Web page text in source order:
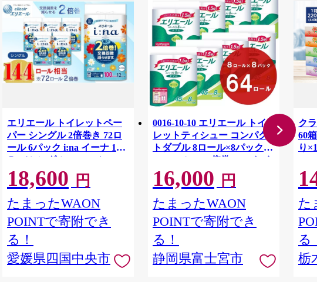
エリエール トイレットペー
パー シングル 2倍巻き 72ロ
ール 6パック i:na イーナ 12
Ｒ （シングル・100ｍ） × 6
パック 日用品 消耗品 新生活
備蓄 防災 愛媛県 四国中央市
18,600 円
たまったWAON
POINTで寄附でき
る！
愛媛県四国中央市
0016-10-10 エリエール トイ
レットティシュー コンパク
トダブル 8ロール×8パック
64ロール 1.5倍巻 45m トイ
レットペーパー ダブル パル
プ100％ 香りつき 日用品 消
耗品 備蓄
16,000 円
たまったWAON
POINTで寄附でき
る！
静岡県富士宮市
ク
60
り
た
る
栃